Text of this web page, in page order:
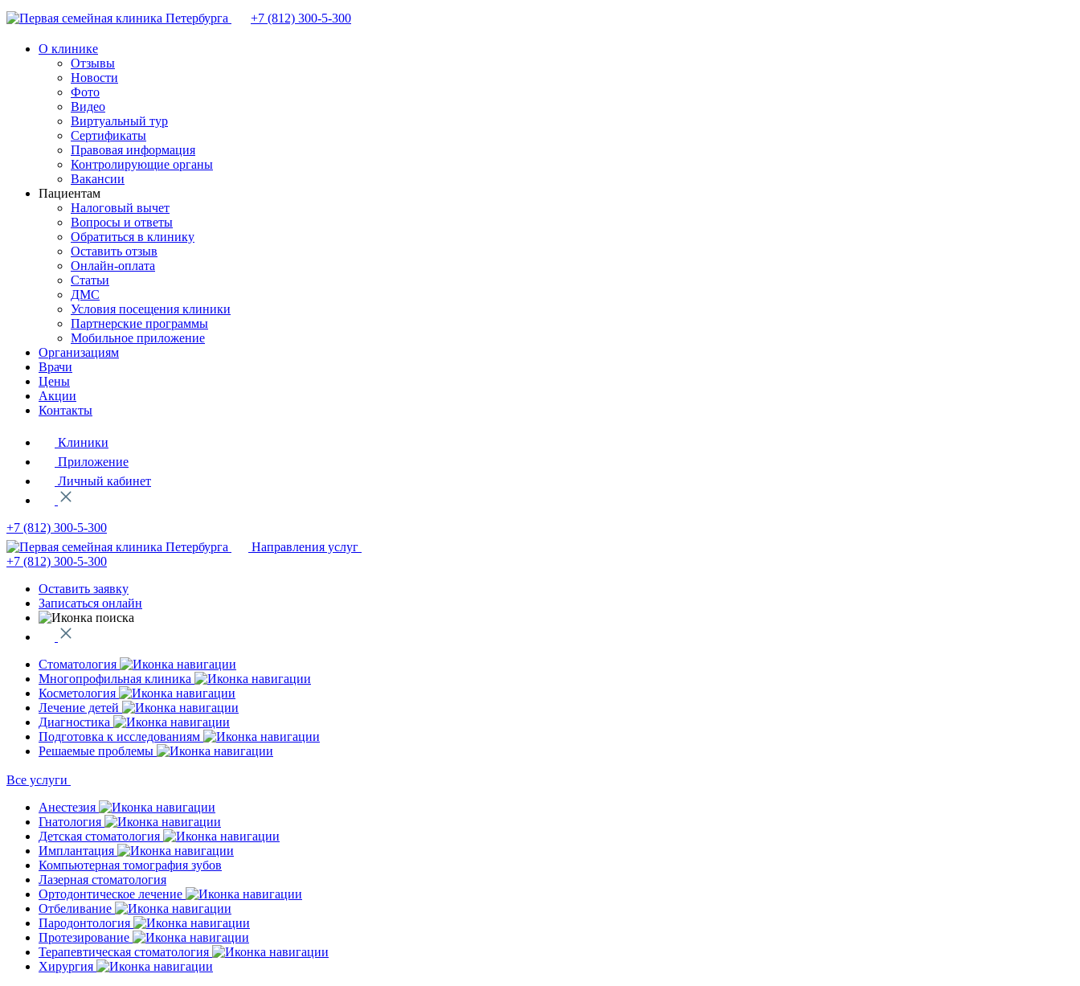
+7 (812) 300-5-300
О клинике
Отзывы
Новости
Фото
Видео
Виртуальный тур
Сертификаты
Правовая информация
Контролирующие органы
Вакансии
Пациентам
Налоговый вычет
Вопросы и ответы
Обратиться в клинику
Оставить отзыв
Онлайн-оплата
Статьи
ДМС
Условия посещения клиники
Партнерские программы
Мобильное приложение
Организациям
Врачи
Цены
Акции
Контакты
Клиники
Приложение
Личный кабинет
+7 (812) 300-5-300
Направления услуг
+7 (812) 300-5-300
Оставить заявку
Записаться онлайн
Стоматология
Многопрофильная клиника
Косметология
Лечение детей
Диагностика
Подготовка к исследованиям
Решаемые проблемы
Все услуги
Анестезия
Гнатология
Детская стоматология
Имплантация
Компьютерная томография зубов
Лазерная стоматология
Ортодонтическое лечение
Отбеливание
Пародонтология
Протезирование
Терапевтическая стоматология
Хирургия